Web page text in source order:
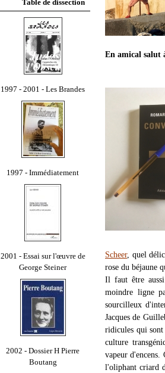
Table de dissection
1997 - 2001 - Les Brandes
1997 - Immédiatement
2001 - Essai sur l'œuvre de
George Steiner
2002 - Dossier H Pierre
Boutang
En amical salut
Scheer, quel
rose du béjaune
Il faut être
moindre ligne
sourcilleux
Jacques de
ridicules qui
culture
vapeur d'encens.
l'oliphant criard